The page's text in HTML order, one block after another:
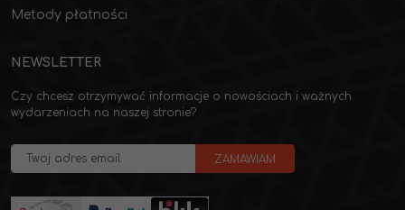
Metody płatności
NEWSLETTER
Czy chcesz otrzymywać informacje o nowościach i ważnych
wydarzeniach na naszej stronie?